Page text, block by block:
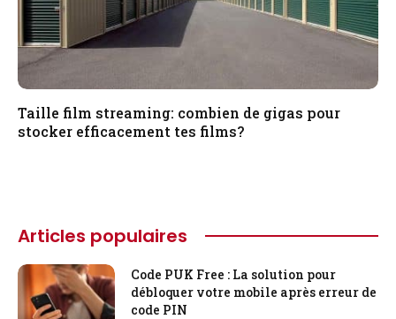
Taille film streaming: combien de gigas pour
stocker efficacement tes films?
Articles populaires
Code PUK Free : La solution pour
débloquer votre mobile après erreur de
code PIN